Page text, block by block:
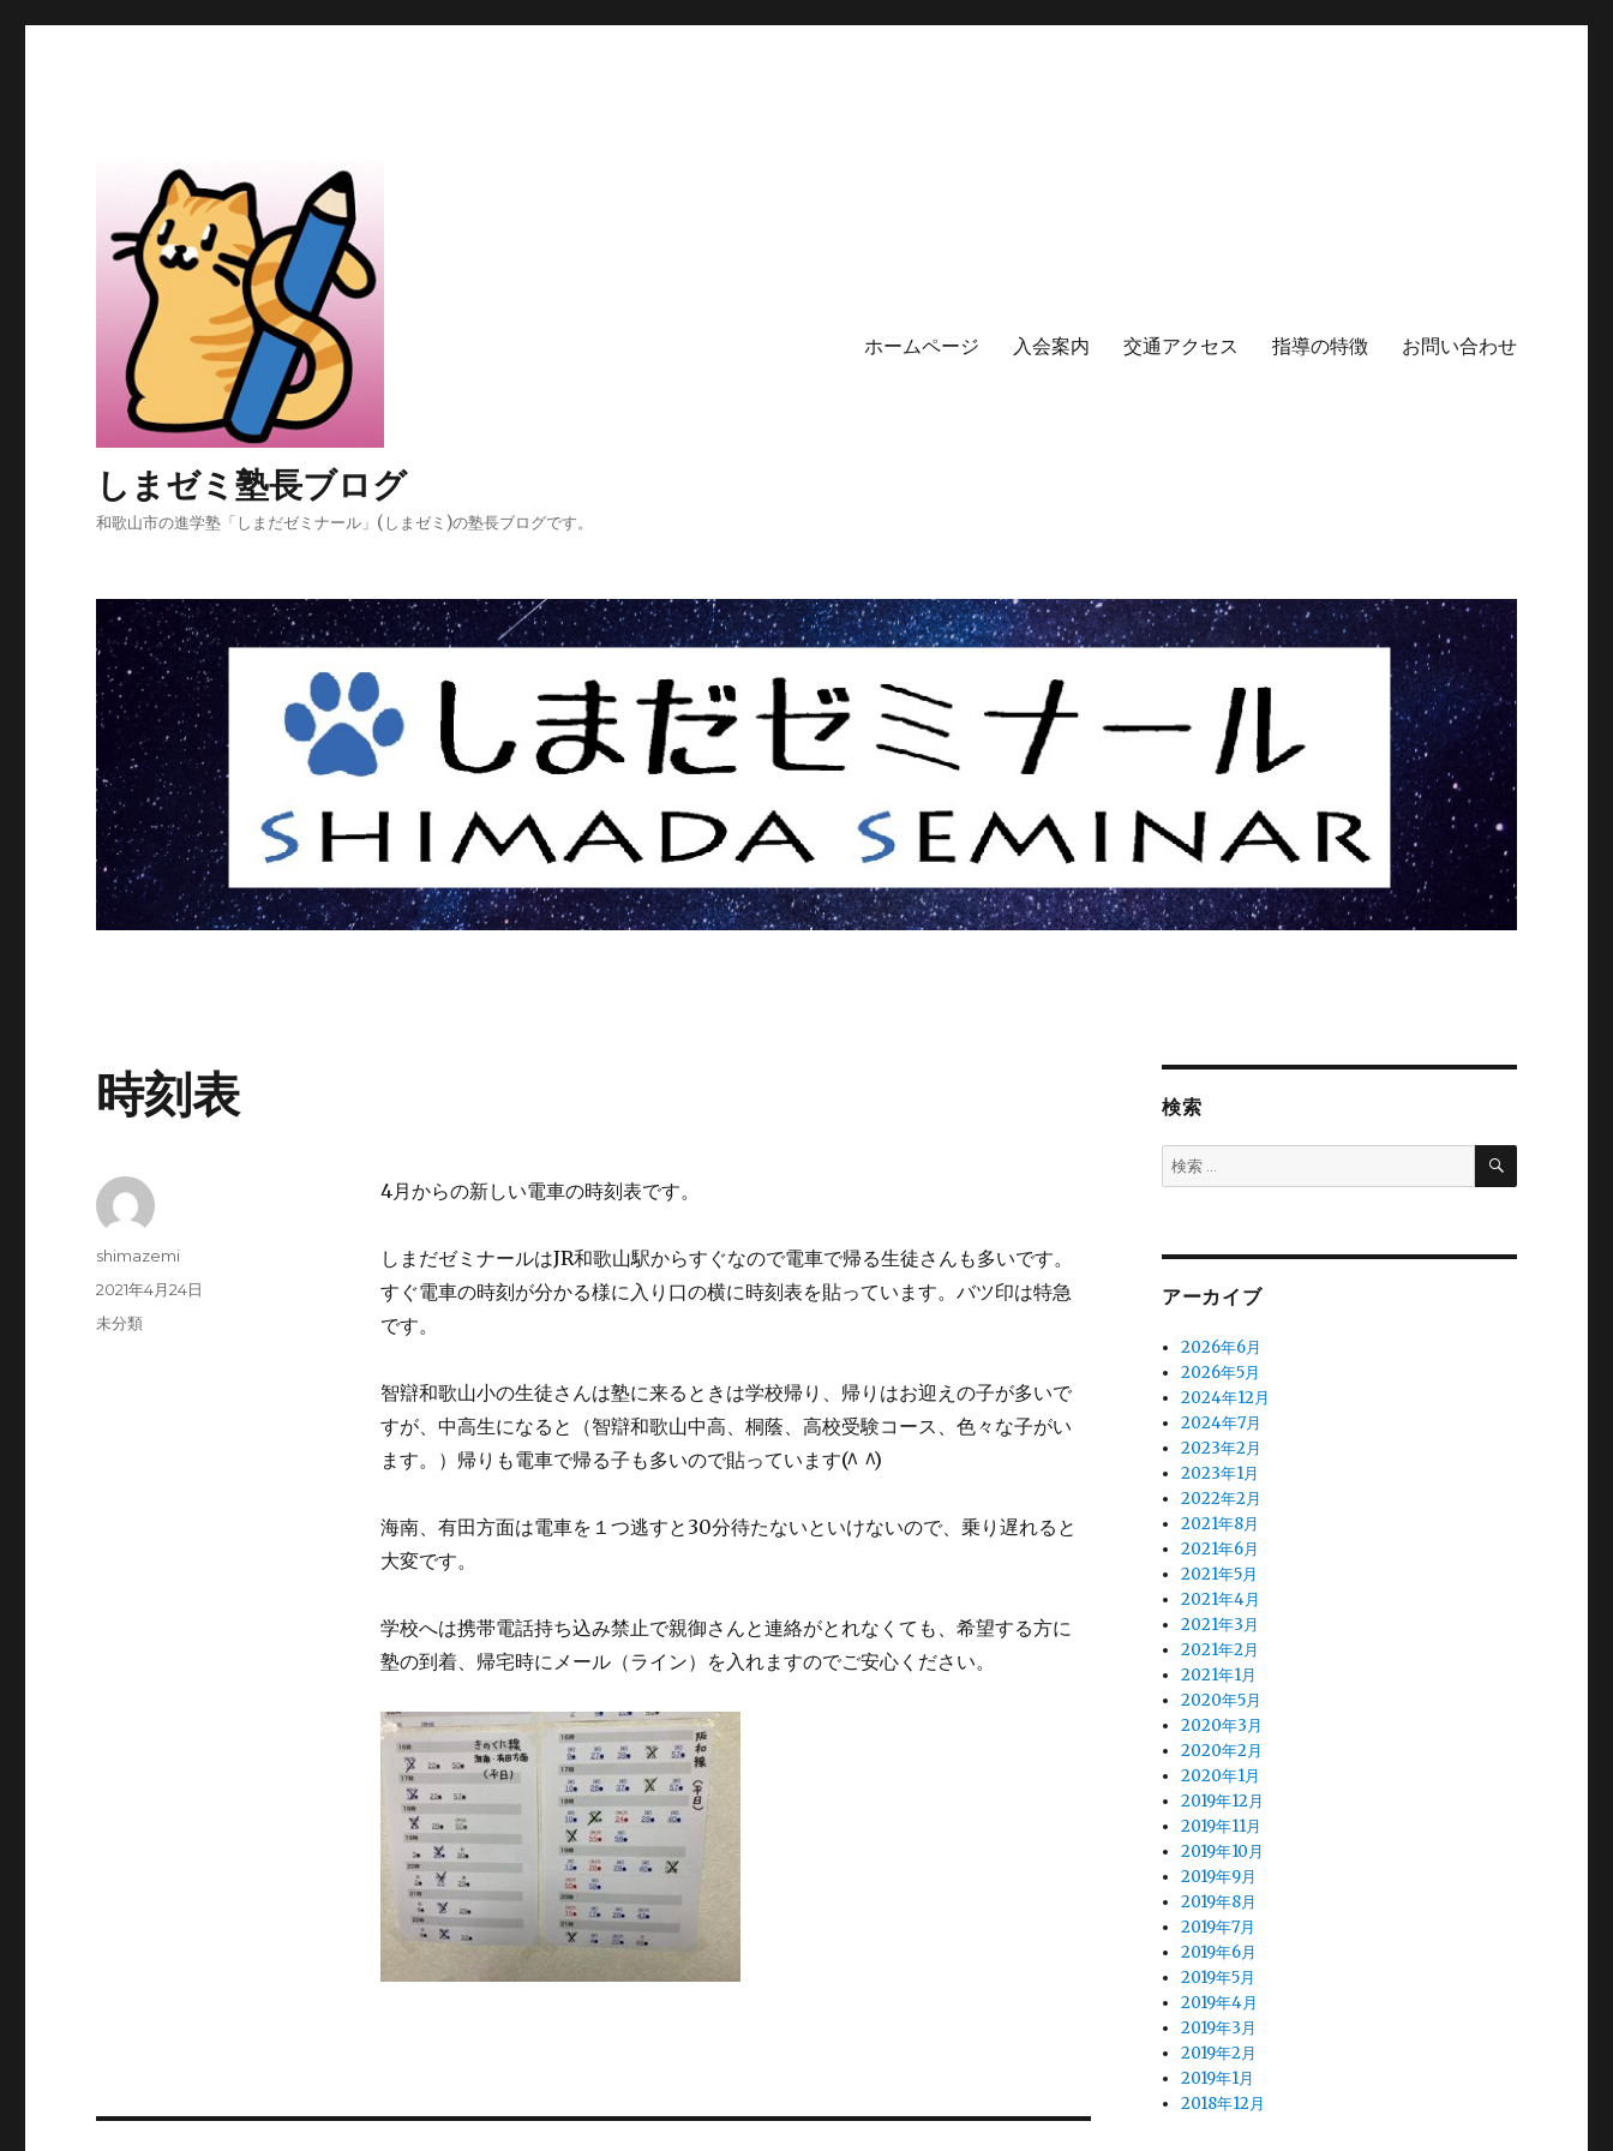
しまゼミ塾長ブログ
和歌山市の進学塾「しまだゼミナール」(しまゼミ)の塾長ブログです。
ホームページ 入会案内 交通アクセス 指導の特徴 お問い合わせ
時刻表
4月からの新しい電車の時刻表です。
しまだゼミナールはJR和歌山駅からすぐなので電車で帰る生徒さんも多いです。
すぐ電車の時刻が分かる様に入り口の横に時刻表を貼っています。バツ印は特急
です。
智辯和歌山小の生徒さんは塾に来るときは学校帰り、帰りはお迎えの子が多いで
すが、中高生になると（智辯和歌山中高、桐蔭、高校受験コース、色々な子がい
ます。）帰りも電車で帰る子も多いので貼っています(^ ^)
海南、有田方面は電車を１つ逃すと30分待たないといけないので、乗り遅れると
大変です。
学校へは携帯電話持ち込み禁止で親御さんと連絡がとれなくても、希望する方に
塾の到着、帰宅時にメール（ライン）を入れますのでご安心ください。
投
shimazemi
投
稿
2021年4月24日
カ
未分類
検索
検
索:
検
アーカイブ
2026年6月
2026年5月
2024年12月
2024年7月
2023年2月
2023年1月
2022年2月
2021年8月
2021年6月
2021年5月
2021年4月
2021年3月
2021年2月
2021年1月
2020年5月
2020年3月
2020年2月
2020年1月
2019年12月
2019年11月
2019年10月
2019年9月
2019年8月
2019年7月
2019年6月
2019年5月
2019年4月
2019年3月
2019年2月
2019年1月
2018年12月